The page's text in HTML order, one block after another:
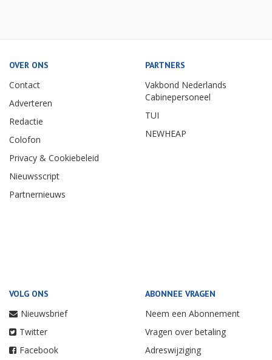
OVER ONS
Contact
Adverteren
Redactie
Colofon
Privacy & Cookiebeleid
Nieuwsscript
Partnernieuws
PARTNERS
Vakbond Nederlands
Cabinepersoneel
TUI
NEWHEAP
VOLG ONS
Nieuwsbrief
Twitter
Facebook
ABONNEE VRAGEN
Neem een Abonnement
Vragen over betaling
Adreswijziging